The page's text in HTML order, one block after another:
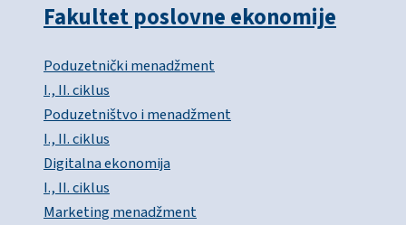
Fakultet poslovne ekonomije
Poduzetnički menadžment
I., II. ciklus
Poduzetništvo i menadžment
I., II. ciklus
Digitalna ekonomija
I., II. ciklus
Marketing menadžment